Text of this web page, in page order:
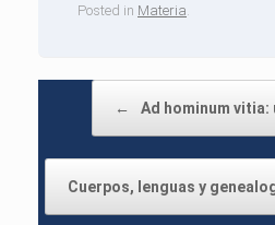
Posted in Materia
← Ad hominum
Cuerpos, lenguas y